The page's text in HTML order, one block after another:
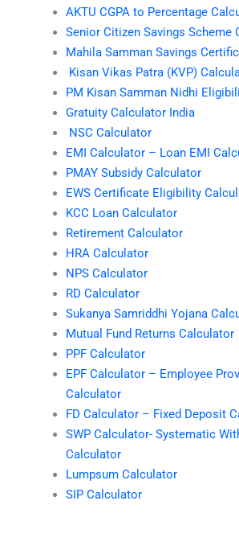
AKTU CGPA to Percentage
Senior Citizen Savings Scheme
Mahila Samman Savings
Kisan Vikas Patra (KVP)
PM Kisan Samman Nidhi
Gratuity Calculator India
NSC Calculator
EMI Calculator – Loan EMI
PMAY Subsidy Calculator
EWS Certificate Eligibility
KCC Loan Calculator
Retirement Calculator
HRA Calculator
NPS Calculator
RD Calculator
Sukanya Samriddhi Yojana
Mutual Fund Returns Calculator
PPF Calculator
EPF Calculator – Employee
Calculator
FD Calculator – Fixed Deposit
SWP Calculator- Systematic
Calculator
Lumpsum Calculator
SIP Calculator